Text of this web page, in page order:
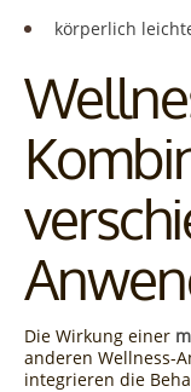
körperlich
Die Wirkung einer
anderen Wellness-
integrieren die